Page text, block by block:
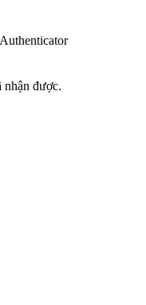
nhận được.